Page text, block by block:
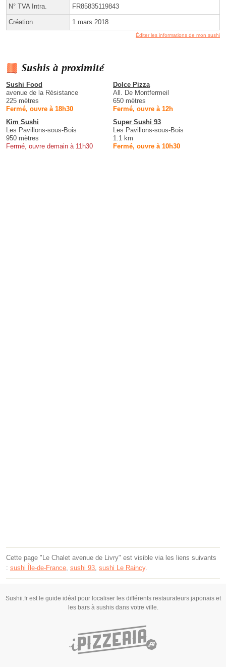
N° TVA Intra. FR85835119843
Création 1 mars 2018
Éditer les informations de mon sushi
Sushis à proximité
Sushi Food
avenue de la Résistance
225 mètres
Fermé, ouvre à 18h30
Dolce Pizza
All. De Montfermeil
650 mètres
Fermé, ouvre à 12h
Kim Sushi
Les Pavillons-sous-Bois
950 mètres
Fermé, ouvre demain à 11h30
Super Sushi 93
Les Pavillons-sous-Bois
1.1 km
Fermé, ouvre à 10h30
Cette page "Le Chalet avenue de Livry" est visible via les liens suivants
: sushi Île-de-France, sushi 93, sushi Le Raincy.
Sushii.fr est le guide idéal pour localiser les différents restaurateurs japonais et
les bars à sushis dans votre ville.